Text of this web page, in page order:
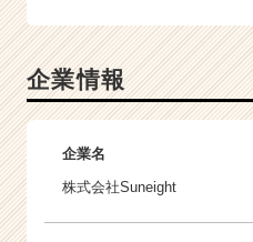
企業情報
企業名
株式会社Suneight